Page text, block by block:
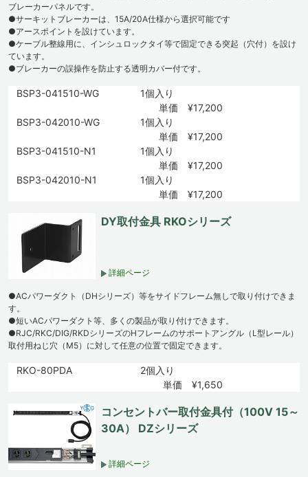
ブレーカーパネルです。
●サーキットブレーカーは、15A/20A仕様から選択可能です
●アースポイントを設けています。
●ケーブル整線用に、インシュロックタイ等で固定できる突起（穴付）を設け
ています。
●ブレーカーの誤操作を防止する透明カバー付です。
BSP3-041510-WG
1個入り
単価 ¥17,200
BSP3-042010-WG
1個入り
単価 ¥17,200
BSP3-041510-N1
1個入り
単価 ¥17,200
BSP3-042010-N1
1個入り
単価 ¥17,200
DY取付金具 RKOシリーズ
詳細ページ
●ACパワーダクト（DHシリーズ）等をサイドフレーム無しで取り付けできま
す。
●短いACパワーダクト等、多くの製品が取り付けできます。
●RJC/RKC/DIG/RKDシリーズのHフレームのサポートアングル（L型レール）
取付用ねじ穴（M5）に対して任意の位置で固定できます。
RKO-80PDA
2個入り
単価 ¥1,650
コンセントバー取付金具付（100V 15～
30A） DZシリーズ
詳細ページ